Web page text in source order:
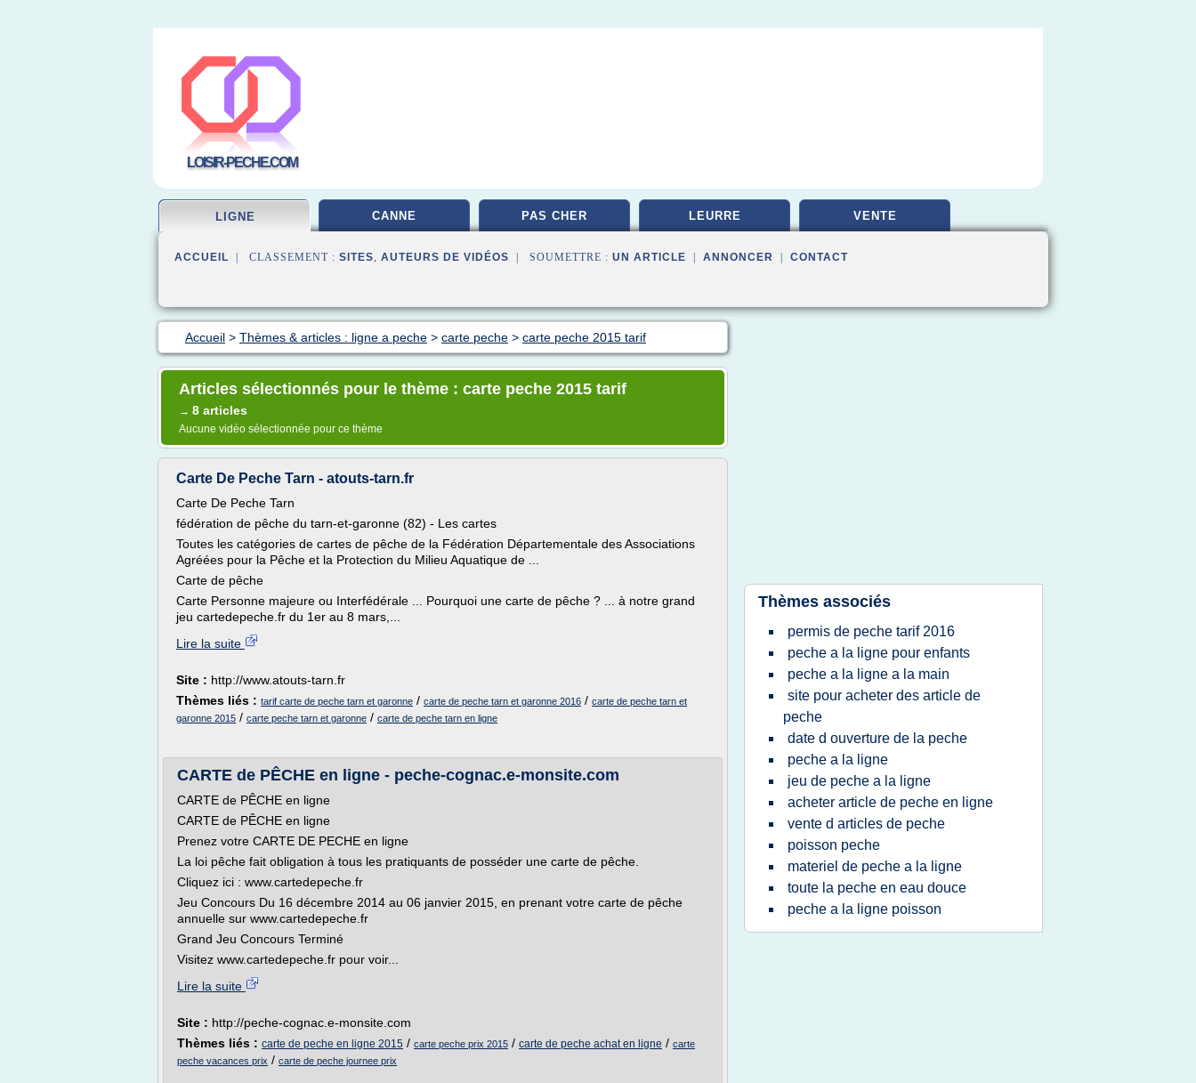
LOISIR-PECHE.COM
LIGNE CANNE PAS CHER LEURRE VENTE
ACCUEIL | CLASSEMENT : SITES, AUTEURS DE VIDÉOS | SOUMETTRE : UN ARTICLE ANNONCER CONTACT
Accueil > Thèmes & articles : ligne a peche > carte peche > carte peche 2015 tarif
Articles sélectionnés pour le thème : carte peche 2015 tarif
→ 8 articles
Aucune vidéo sélectionnée pour ce thème
Carte De Peche Tarn - atouts-tarn.fr
Carte De Peche Tarn
fédération de pêche du tarn-et-garonne (82) - Les cartes
Toutes les catégories de cartes de pêche de la Fédération Départementale des Associations
Agréées pour la Pêche et la Protection du Milieu Aquatique de ...
Carte de pêche
Carte Personne majeure ou Interfédérale ... Pourquoi une carte de pêche ? ... à notre grand
jeu cartedepeche.fr du 1er au 8 mars,...
Lire la suite
Site : http://www.atouts-tarn.fr
Thèmes liés : tarif carte de peche tarn et garonne / carte de peche tarn et garonne 2016 / carte de peche tarn et
garonne 2015 / carte peche tarn et garonne / carte de peche tarn en ligne
CARTE de PÊCHE en ligne - peche-cognac.e-monsite.com
CARTE de PÊCHE en ligne
CARTE de PÊCHE en ligne
Prenez votre CARTE DE PECHE en ligne
La loi pêche fait obligation à tous les pratiquants de posséder une carte de pêche.
Cliquez ici : www.cartedepeche.fr
Jeu Concours Du 16 décembre 2014 au 06 janvier 2015, en prenant votre carte de pêche
annuelle sur www.cartedepeche.fr
Grand Jeu Concours Terminé
Visitez www.cartedepeche.fr pour voir...
Lire la suite
Site : http://peche-cognac.e-monsite.com
Thèmes liés : carte de peche en ligne 2015 / carte peche prix 2015 / carte de peche achat en ligne / carte
peche vacances prix / carte de peche journee prix
Thèmes associés
permis de peche tarif 2016
peche a la ligne pour enfants
peche a la ligne a la main
site pour acheter des article de
peche
date d ouverture de la peche
peche a la ligne
jeu de peche a la ligne
acheter article de peche en ligne
vente d articles de peche
poisson peche
materiel de peche a la ligne
toute la peche en eau douce
peche a la ligne poisson